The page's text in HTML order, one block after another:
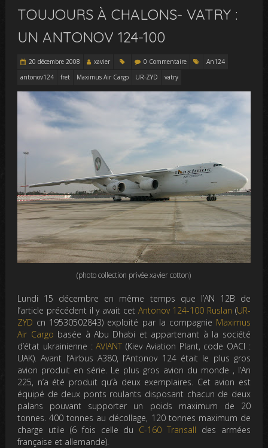
TOUJOURS À CHALONS- VATRY :
UN ANTONOV 124-100
20 décembre 2008 xavier 0 Commentaire
An124
antonov124
fret Maximus Air Cargo UR-ZYD vatry
(photo collection privée xavier cotton)
Lundi 15 décembre en même temps que l’AN 12B de
l’article précédent il y avait cet Antonov 124-100 Ruslan (UR-
ZYD cn 19530502843) exploité par la compagnie Maximus
Air Cargo basée à Abu Dhabi et appartenant à la société
d’état ukrainienne :AVIANT (Kiev Aviation Plant, code OACI :
UAK). Avant l’Airbus A380, l’Antonov 124 était le plus gros
avion produit en série. Le plus gros avion du monde , l’An
225, n’a été produit qu’à deux exemplaires. Cet avion est
équipé de deux ponts roulants disposant chacun de deux
palans pouvant supporter un poids maximum de 20
tonnes. 400 tonnes au décollage, 120 tonnes maximum de
charge utile (6 fois celle du C-160 Transall des armées
française et allemande).